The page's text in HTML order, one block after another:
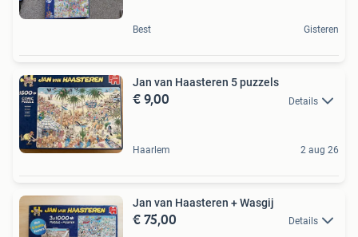
Best Gisteren
Jan van Haasteren 5 puzzels
€ 9,00 Details
Haarlem 2 aug 26
Jan van Haasteren + Wasgij
€ 75,00 Details